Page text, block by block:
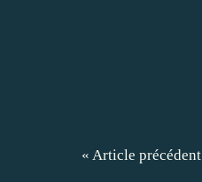
« Article précédent